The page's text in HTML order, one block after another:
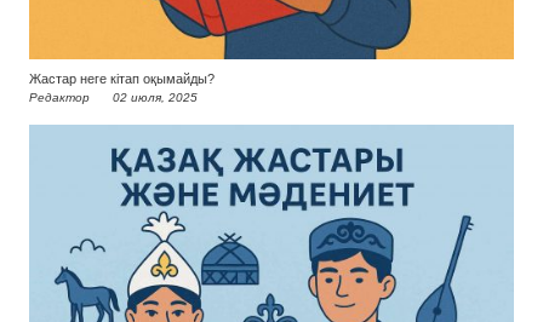
Жастар неге кітап оқымайды?
Редактор 02 июля, 2025